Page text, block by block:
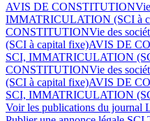
AVIS DE CONSTITUTION
IMMATRICULATION (SCI à
CONSTITUTIONVie des
(SCI à capital fixe)AVIS DE
SCI, IMMATRICULATION
CONSTITUTIONVie des
(SCI à capital fixe)AVIS DE
SCI, IMMATRICULATION
Voir les publications du journal